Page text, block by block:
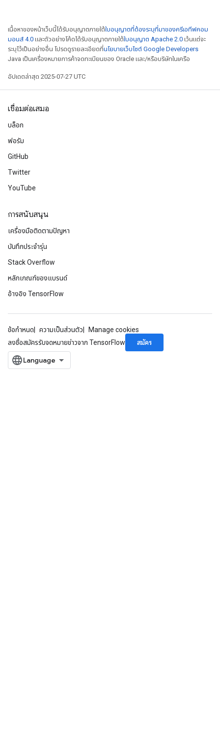
เนื้อหาของหน้าเว็บนี้ได้รับอนุญาตภายใต้ใบอนุญาตที่ต้องระบุที่มาของครีเอทีฟคอม
มอนส์ 4.0 และตัวอย่างโค้ดได้รับอนุญาตภายใต้ใบอนุญาต Apache 2.0 เว้นแต่จะ
ระบุไว้เป็นอย่างอื่น โปรดดูรายละเอียดที่นโยบายเว็บไซต์ Google Developers
Java เป็นเครื่องหมายการค้าจดทะเบียนของ Oracle และ/หรือบริษัทในเครือ
อัปเดตล่าสุด 2025-07-27 UTC
เชื่อมต่อเสมอ
บล็อก
ฟอรัม
GitHub
Twitter
YouTube
การสนับสนุน
เครื่องมือติดตามปัญหา
บันทึกประจำรุ่น
Stack Overflow
หลักเกณฑ์ของแบรนด์
อ้างอิง TensorFlow
ข้อกำหนด ความเป็นส่วนตัว
Manage cookies
ลงชื่อสมัครรับจดหมายข่าวจาก TensorFlow
สมัคร